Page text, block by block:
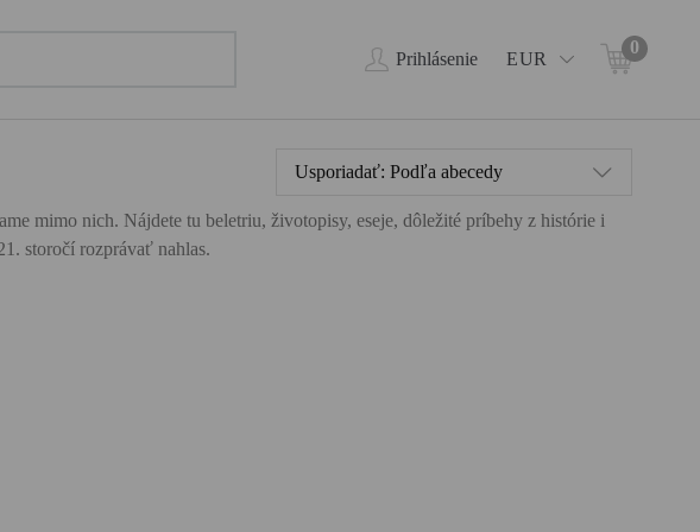
Prihlásenie EUR
0
mimo nich. Nájdete tu beletriu, životopisy, eseje, dôležité príbehy z histórie i
storočí rozprávať nahlas.
Usporiadať: Podľa abecedy